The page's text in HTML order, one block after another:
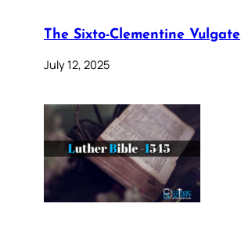
The Sixto-Clementine Vulgate
July 12, 2025